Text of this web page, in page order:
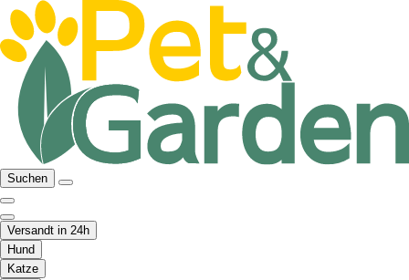
Suchen
Versandt in 24h
Hund
Katze